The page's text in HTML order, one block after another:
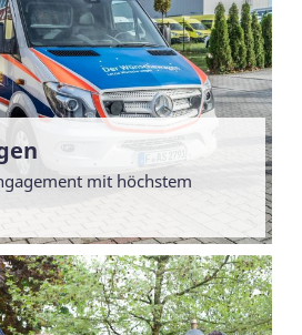
mit höchstem